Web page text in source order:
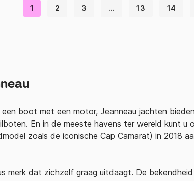
1 2 3 … 13 14
boot met een motor, Jeanneau jachten
En in de meeste havens ter wereld kunt
zoals de iconische Cap Camarat) in 2018
merk dat zichzelf graag uitdaagt. De